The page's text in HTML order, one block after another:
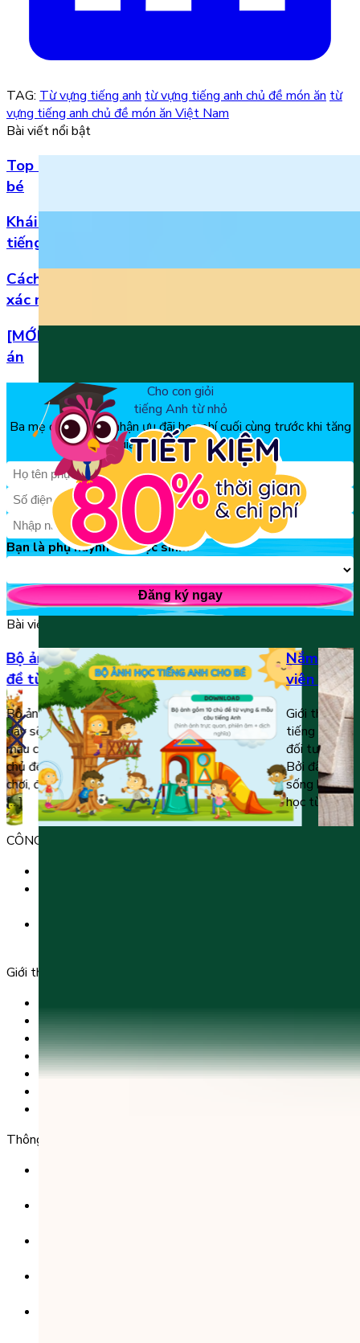
TAG: Từ vựng tiếng anh từ vựng tiếng anh chủ đề món ăn từ
vựng tiếng anh chủ đề món ăn Việt Nam
Bài viết nổi bật
Top 5 bài hát 20/11 hay nhất bằng tiếng Anh cho
bé
Khái niệm, phân loại và vị trí của danh từ trong
tiếng Anh
Cách đọc số thập phân trong tiếng Anh chuẩn
xác nhất
[MỚI] Bộ đề thi tiếng Anh lớp 1 học kì 2 kèm đáp
án
Cho con giỏi
tiếng Anh từ nhỏ
Ba mẹ đăng ký để nhận ưu đãi học phí cuối cùng trước khi tăng
giá, chỉ từ 150k/tháng
Bạn là phụ huynh hay học sinh?
Đăng ký ngay
Bài viết liên quan
Bộ ảnh học tiếng Anh cho bé (10 chủ
đề từ vựng, mẫu câu)
Bộ ảnh học tiếng Anh được thầy cô chia sẻ dưới
đây sẽ rất hữu ích đối với việc học từ vựng và
mẫu câu giao tiếp của trẻ. Bộ ảnh bao gồm các
chủ đề quen thuộc như trường học, gia đình, đồ
chơi, động vật, đồ ăn,… Mỗi hình ảnh về từ vựng,
[…]
Nắm trọn
viên
Giới thiệu về
tiếng Anh là
đối tượng
Bởi đây là
sống hàng
học từ vựng,
CÔNG TY TNHH GIÁO DỤC UNICLASS
Giới thiệu
Sản phẩm
Tải app
Góc toán học
Liên hệ
Thông tin chuyển khoản